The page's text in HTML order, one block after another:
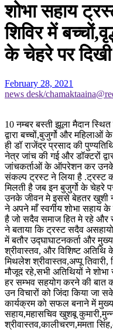
शोभा सहाय
शिविर में
के चेहरे पर
February 28, 2021
news desk/
10 नम्बर बस्ती झूला मैदान
द्वारा बच्चों,बुजुर्गो और
ही डॉ राजेंद्र प्रसाद की
नेत्र जांच की गई और डॉक्टरों
जांचकर्ताओं के ऑपरेशन कर उनके
संकल्प ट्रस्ट ने लिया है .ट्रस्ट
मिलती है जब इन बुजुर्गो के चेहरे
उनके जीवन मे इससे बेहतर खुशी
ने अपने माँ स्वर्गीय शोभा सहाय
है जो सदैव समाज हित मे रहे और
ने बताया कि ट्रस्ट सदैव
में बतौर उद्घाघाटनकर्ता और
श्रीवास्तव, और विशिष्ट
मिथलेश श्रीवास्तव,अप्पू तिवारी,
मौजूद रहे,सभी अतिथियों ने
हर सम्भव सहयोग करने की बात
उन विचारों को जिंदा किया जा
कार्यक्रम को सफल बनाने में
सहाय,महासचिव खुशबू
श्रीवास्तव,कालीचरण,ममता